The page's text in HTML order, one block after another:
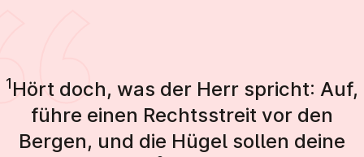
1Hört doch, was der Herr spricht: Auf,
führe einen Rechtsstreit vor den
Bergen, und die Hügel sollen deine